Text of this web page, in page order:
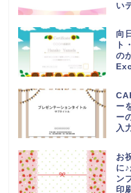
い
向
ト
の
ー
ー
入
お
に
ン
印